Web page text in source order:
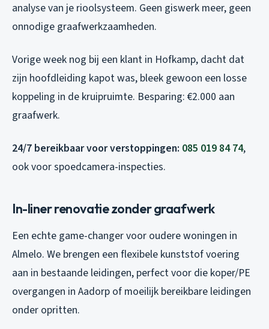
analyse van je rioolsysteem. Geen giswerk meer, geen
onnodige graafwerkzaamheden.
Vorige week nog bij een klant in Hofkamp, dacht dat
zijn hoofdleiding kapot was, bleek gewoon een losse
koppeling in de kruipruimte. Besparing: €2.000 aan
graafwerk.
24/7 bereikbaar voor verstoppingen: 085 019 84 74,
ook voor spoedcamera-inspecties.
In-liner renovatie zonder graafwerk
Een echte game-changer voor oudere woningen in
Almelo. We brengen een flexibele kunststof voering
aan in bestaande leidingen, perfect voor die koper/PE
overgangen in Aadorp of moeilijk bereikbare leidingen
onder opritten.